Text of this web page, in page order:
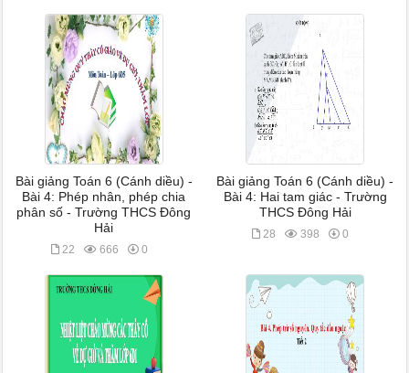
Bài giảng Toán 6 (Cánh diều) -
Bài 4: Phép nhân, phép chia
phân số - Trường THCS Đông
Hải
22 666 0
Bài giảng Toán 6 (Cánh diều) -
Bài 4: Hai tam giác - Trường
THCS Đông Hải
28 398 0